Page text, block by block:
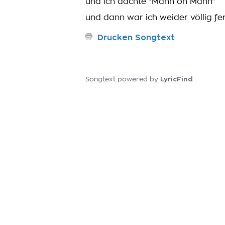
und dann war ich weider völlig
Drucken Songtext
Songtext powered by LyricFind